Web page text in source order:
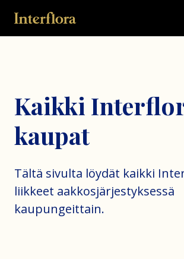
Kaikki
kaupat
Tältä sivulta löydät kaikki
liikkeet aakkosjärjestyksessä
kaupungeittain.